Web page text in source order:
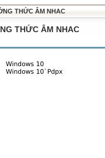
THỨC ÂM NHAC
THỨC ÂM NHAC